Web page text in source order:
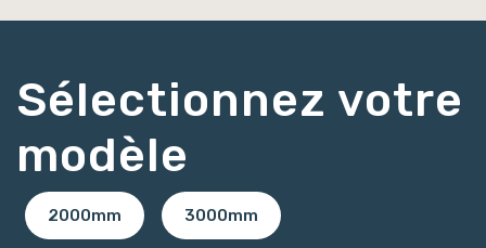
Sélectionnez votre
modèle
2000mm 3000mm